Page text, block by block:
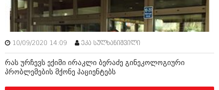
სპორტი
კადრს მიღმა
კულინარია
ავტორჩევები
ავტორჩევები
ბელადები
ბიზნესსიახლეები
გვარები
10/09/2020 14:09 ეკა სულხანიშვილი
რას ურჩევს ექიმი ირაკლი ბერაძე გინეკოლოგიური
პრობლემების მქონე პაციენტებს